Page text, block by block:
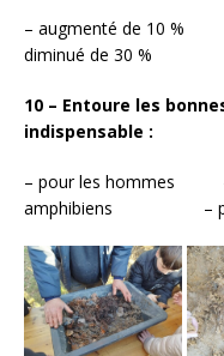
– augmenté de 10
diminué de 30 % –
10 – Entoure les
indispensable :
– pour les
amphibiens –